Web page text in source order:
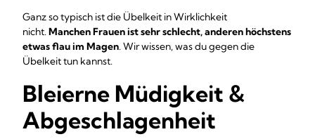
Ganz so typisch ist die Übelkeit in Wirklichkeit
nicht.Manchen Frauen ist sehr schlecht, anderen höchstens
etwas flau im Magen. Wir wissen, was du gegen die
Übelkeit tun kannst.
Bleierne Müdigkeit &
Abgeschlagenheit